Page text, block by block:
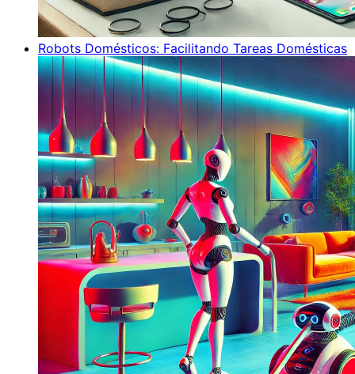
Robots Domésticos: Facilitando Tareas Domésticas